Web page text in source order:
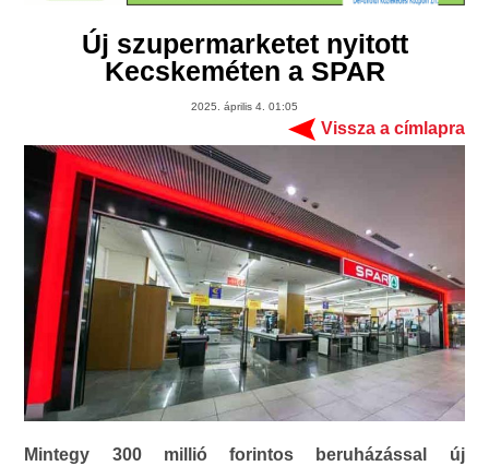
Új szupermarketet nyitott
Kecskeméten a SPAR
2025. április 4. 01:05
Vissza a címlapra
Mintegy 300 millió forintos beruházással új